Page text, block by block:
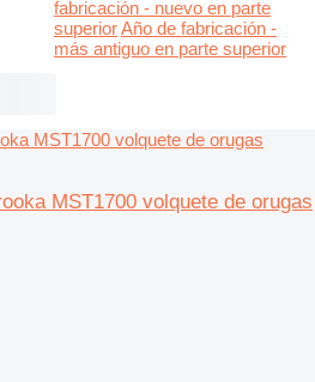
fabricación - nuevo en parte
superiorAño de fabricación -
más antiguo en parte superior
MST1700 volquete de orugas